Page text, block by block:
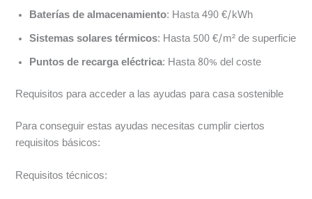
Baterías de almacenamiento: Hasta 490 €/kWh
Sistemas solares térmicos: Hasta 500 €/m² de superficie
Puntos de recarga eléctrica: Hasta 80% del coste
Requisitos para acceder a las ayudas para casa sostenible
Para conseguir estas ayudas necesitas cumplir ciertos
requisitos básicos:
Requisitos técnicos: